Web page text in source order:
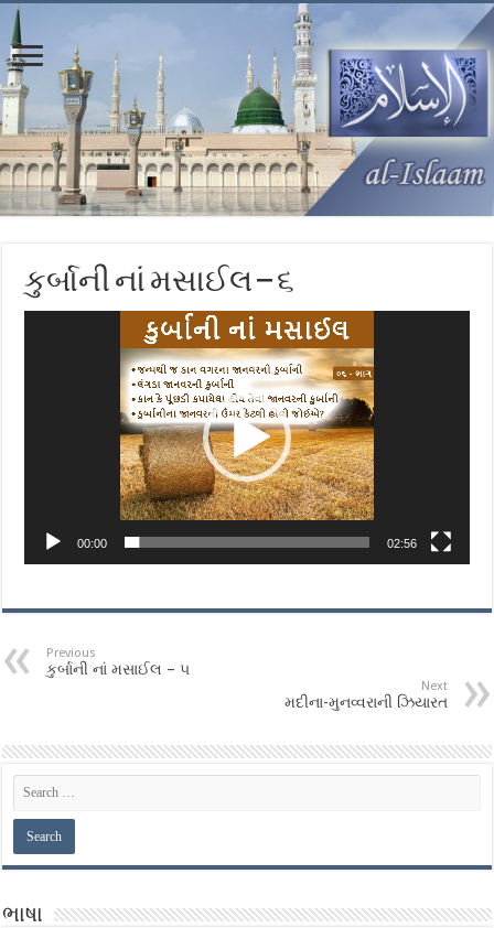
કુર્બાની નાં મસાઈલ – ૬
00:00 02:56
Previous
કુર્બાની નાં મસાઈલ – ૫
Next
મદીના-મુનવ્વરાની ઝિયારત
ભાષા